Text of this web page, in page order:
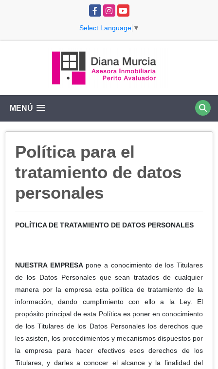
Facebook
InstagramYouTube
Select Language ▼
MENÚ
Política para el
tratamiento de datos
personales
POLÍTICA DE TRATAMIENTO DE DATOS PERSONALES
NUESTRA EMPRESApone a conocimiento de los Titulares
de los Datos Personales que sean tratados de cualquier
manera por la empresa esta política de tratamiento de la
información, dando cumplimiento con ello a la Ley. El
propósito principal de esta Política es poner en conocimiento
de los Titulares de los Datos Personales los derechos que
les asisten, los procedimientos y mecanismos dispuestos por
la empresa para hacer efectivos esos derechos de los
Titulares, y darles a conocer el alcance y la finalidad del